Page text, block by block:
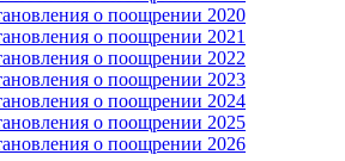
о поощрении 2020
о поощрении 2021
о поощрении 2022
о поощрении 2023
о поощрении 2024
о поощрении 2025
о поощрении 2026